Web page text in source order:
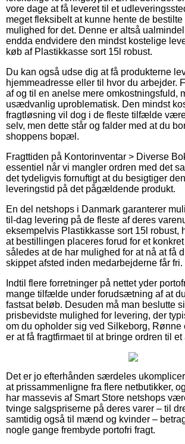
vore dage at få leveret til et
meget fleksibelt at kunne hente de
mulighed for det. Denne er altså
endda endvidere den mindst kostelige
køb af Plastikkasse sort 15l robust.
Du kan også udse dig at få produkterne
hjemmeadresse eller til hvor du arbejder.
af og til en anelse mere omkostningsfuld,
usædvanlig uproblematisk. Den mindst
fragtløsning vil dog i de fleste tilfælde
selv, men dette står og falder med at du
shoppens bopæl.
Fragttiden på Kontorinventar > Diverse
essentiel når vi mangler ordren med det
det tydeligvis fornuftigt at du besigtiger
leveringstid på det pågældende produkt.
En del netshops i Danmark garanterer
til-dag levering på de fleste af deres
eksempelvis Plastikkasse sort 15l robust,
at bestillingen placeres forud for et
således at de har mulighed for at nå at få
skippet afsted inden medarbejderne får fri.
Indtil flere forretninger på nettet yder
mange tilfælde under forudsætning af at
fastsat beløb. Desuden må man beslutte
prisbevidste mulighed for levering, der
om du opholder sig ved Silkeborg,
er at få fragtfirmaet til at bringe ordren til
Det er jo efterhånden særdeles
at prissammenligne fra flere netbutikker,
har massevis af Smart Store netshops
tvinge salgspriserne på deres varer – til
samtidig også til mænd og kvinder –
nogle gange frembyde portofri fragt.